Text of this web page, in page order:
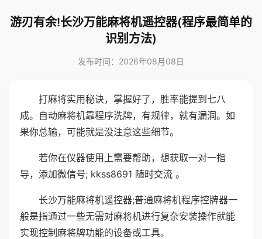
游刃有余!长沙万能麻将机遥控器(程序最简单的
识别方法)
发布时间：2026年08月08日
打麻将实用秘诀，掌握好了，胜率能提到七八
成。自动麻将机靠程序洗牌，有规律，就有漏洞。如
果你总输，可能就是没注意这些细节。
若你在仪器使用上需要帮助，想获取一对一指
导，添加微信号; kkss8691 随时交流 。
长沙万能麻将机遥控器;普通麻将机程序控牌器一
般是指通过一些无需对麻将机进行复杂安装操作就能
实现控制麻将牌功能的设备或工具。